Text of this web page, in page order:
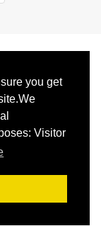
you get
Visitor